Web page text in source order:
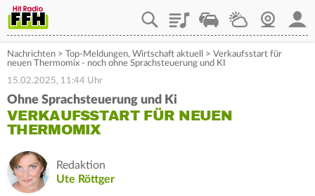
PlaylistStaupilotWetterWebcam
Nachrichten > Top-Meldungen, Wirtschaft aktuell > Verkaufsstart für
neuen Thermomix - noch ohne Sprachsteuerung und KI
15.02.2025, 11:44 Uhr
Ohne Sprachsteuerung und Ki
VERKAUFSSTART FÜR NEUEN
THERMOMIX
Redaktion
Ute Röttger